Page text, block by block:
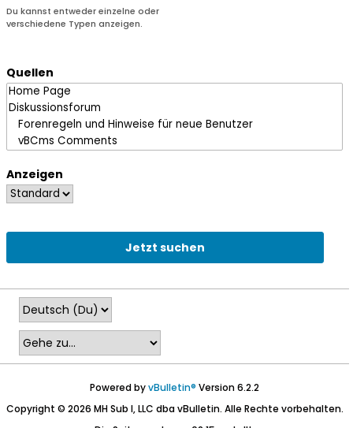
Du kannst entweder einzelne oder
verschiedene Typen anzeigen.
Quellen
Anzeigen
Jetzt suchen
Powered byvBulletin® Version 6.2.2
Copyright © 2026 MH Sub I, LLC dba vBulletin. Alle Rechte vorbehalten.